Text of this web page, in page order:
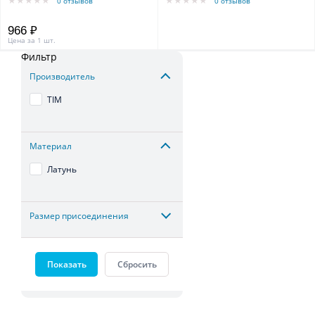
966 ₽
Цена за 1 шт.
Фильтр
Производитель
TIM
Материал
Латунь
Размер присоединения
Показать Сбросить